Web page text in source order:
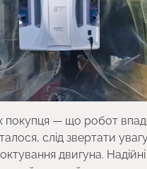
покупця — що робот
слід звертати
двигуна.